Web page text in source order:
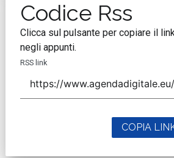
Codice Rss
Clicca sul pulsante per copiare il
negli appunti.
RSS link
COPIA